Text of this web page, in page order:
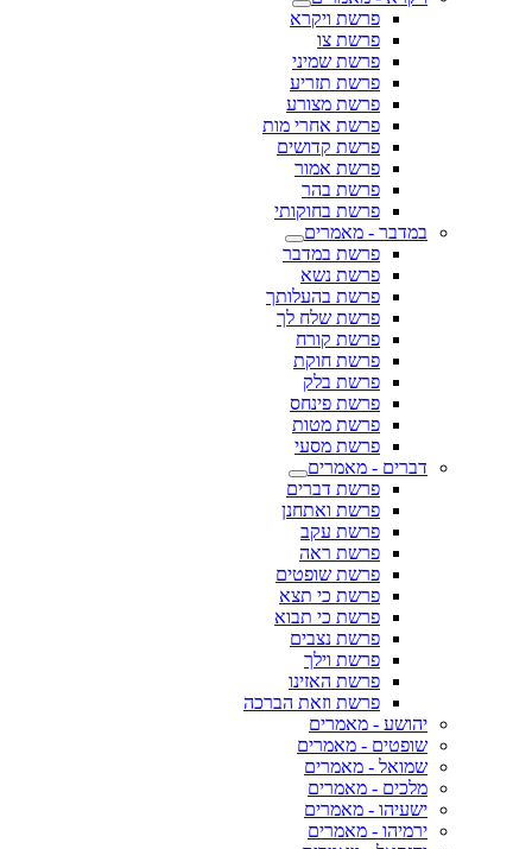
פרשת ויקרא
פרשת צו
פרשת שמיני
פרשת תזריע
פרשת מצורע
פרשת אחרי מות
פרשת קדושים
פרשת אמור
פרשת בהר
פרשת בחוקותי
במדבר - מאמרים
פרשת במדבר
פרשת נשא
פרשת בהעלותך
פרשת שלח לך
פרשת קורח
פרשת חוקת
פרשת בלק
פרשת פינחס
פרשת מטות
פרשת מסעי
דברים - מאמרים
פרשת דברים
פרשת ואתחנן
פרשת עקב
פרשת ראה
פרשת שופטים
פרשת כי תצא
פרשת כי תבוא
פרשת נצבים
פרשת וילך
פרשת האזינו
פרשת וזאת הברכה
יהושע - מאמרים
שופטים - מאמרים
שמואל - מאמרים
מלכים - מאמרים
ישעיהו - מאמרים
ירמיהו - מאמרים